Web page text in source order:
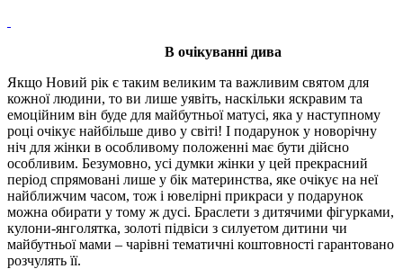
В очікуванні дива
Якщо Новий рік є таким великим та важливим святом для
кожної людини, то ви лише уявіть, наскільки яскравим та
емоційним він буде для майбутньої матусі, яка у наступному
році очікує найбільше диво у світі! І подарунок у новорічну
ніч для жінки в особливому положенні має бути дійсно
особливим. Безумовно, усі думки жінки у цей прекрасний
період спрямовані лише у бік материнства, яке очікує на неї
найближчим часом, тож і ювелірні прикраси у подарунок
можна обирати у тому ж дусі. Браслети з дитячими фігурками,
кулони-янголятка, золоті підвіси з силуетом дитини чи
майбутньої мами – чарівні тематичні коштовності гарантовано
розчулять її.